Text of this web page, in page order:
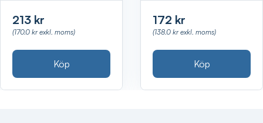
213 kr
(170.0 kr exkl. moms)
Köp
172 kr
(138.0 kr exkl. moms)
Köp